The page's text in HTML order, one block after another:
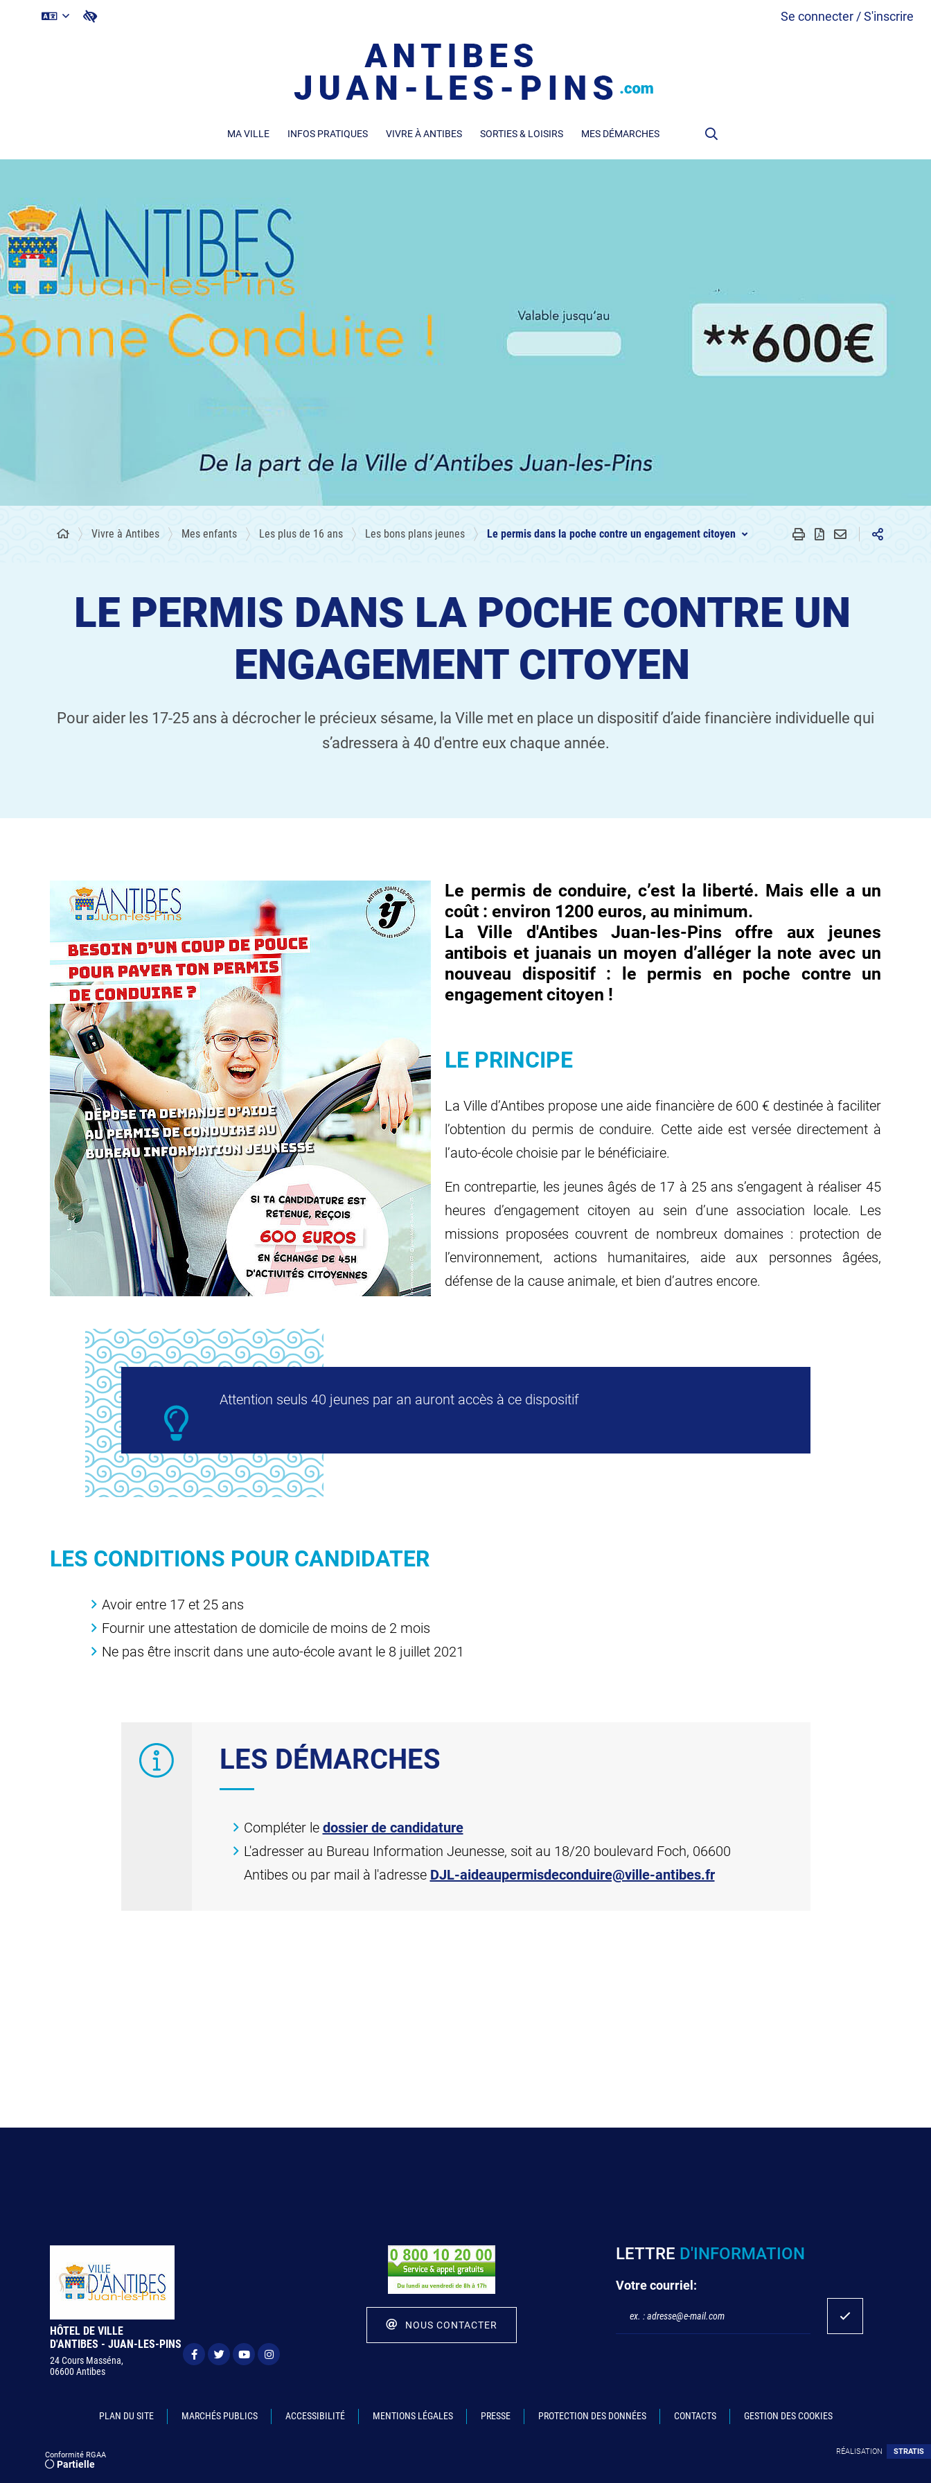
Se connecter / S'inscrire
MA VILLE INFOS PRATIQUES VIVRE À ANTIBES SORTIES & LOISIRS MES DÉMARCHES
Vivre à Antibes Mes enfants Les plus de 16 ans Les bons plans jeunes Le permis dans la poche contre un engagement citoyen
LE PERMIS DANS LA POCHE CONTRE UN
ENGAGEMENT CITOYEN
Pour aider les 17-25 ans à décrocher le précieux sésame, la Ville met en place un dispositif d’aide financière individuelle qui
s’adressera à 40 d'entre eux chaque année.
Le permis de conduire, c’est la liberté. Mais elle a un
coût : environ 1200 euros, au minimum.
La Ville d'Antibes Juan-les-Pins offre aux jeunes
antibois et juanais un moyen d’alléger la note avec un
nouveau dispositif : le permis en poche contre un
engagement citoyen !
LE PRINCIPE
La Ville d’Antibes propose une aide financière de 600 € destinée à faciliter
l’obtention du permis de conduire. Cette aide est versée directement à
l’auto-école choisie par le bénéficiaire.
En contrepartie, les jeunes âgés de 17 à 25 ans s’engagent à réaliser 45
heures d’engagement citoyen au sein d’une association locale. Les
missions proposées couvrent de nombreux domaines : protection de
l’environnement, actions humanitaires, aide aux personnes âgées,
défense de la cause animale, et bien d’autres encore.
Attention seuls 40 jeunes par an auront accès à ce dispositif
LES CONDITIONS POUR CANDIDATER
Avoir entre 17 et 25 ans
Fournir une attestation de domicile de moins de 2 mois
Ne pas être inscrit dans une auto-école avant le 8 juillet 2021
LES DÉMARCHES
Compléter le dossier de candidature
L'adresser au Bureau Information Jeunesse, soit au 18/20 boulevard Foch, 06600
Antibes ou par mail à l'adresse DJL-aideaupermisdeconduire@ville-antibes.fr
HÔTEL DE VILLE
D'ANTIBES - JUAN-LES-PINS
24 Cours Masséna,
06600 Antibes
NOUS CONTACTER
LETTRE D'INFORMATION
Votre courriel:
PLAN DU SITE MARCHÉS PUBLICS ACCESSIBILITÉ MENTIONS LÉGALES PRESSE PROTECTION DES DONNÉES CONTACTS GESTION DES COOKIES
Conformité RGAA
Partielle
RÉALISATION STRATIS